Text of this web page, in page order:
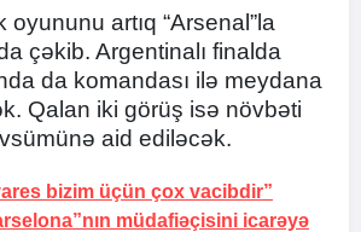
oyununu artıq “Arsenal”la
çəkib. Argentinalı finalda
da komandası ilə meydana
Qalan iki görüş isə növbəti
aid ediləcək.
bizim üçün çox vacibdir”
müdafiəçisini icarəyə